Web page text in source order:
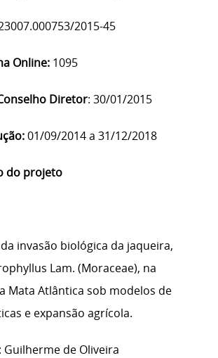
2015-45
Online: 1095
Diretor: 30/01/2015
01/09/2014 a 31/12/2018
do projeto
invasão biológica da jaqueira,
Lam. (Moraceae), na
Mata Atlântica sob modelos de
e expansão agrícola.
: Guilherme de Oliveira